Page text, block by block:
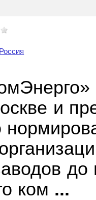
Россия
и
ком ...